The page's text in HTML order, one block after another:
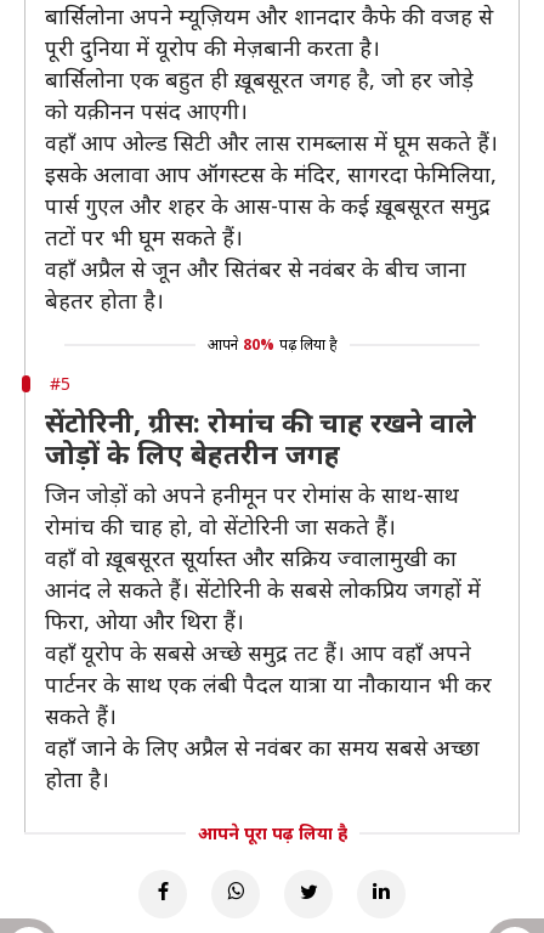
बार्सिलोना अपने म्यूज़ियम और शानदार कैफे की वजह से
पूरी दुनिया में यूरोप की मेज़बानी करता है।
बार्सिलोना एक बहुत ही ख़ूबसूरत जगह है, जो हर जोड़े
को यक़ीनन पसंद आएगी।
वहाँ आप ओल्ड सिटी और लास रामब्लास में घूम सकते हैं।
इसके अलावा आप ऑगस्टस के मंदिर, सागरदा फेमिलिया,
पार्स गुएल और शहर के आस-पास के कई ख़ूबसूरत समुद्र
तटों पर भी घूम सकते हैं।
वहाँ अप्रैल से जून और सितंबर से नवंबर के बीच जाना
बेहतर होता है।
आपने 80% पढ़ लिया है
#5
सेंटोरिनी, ग्रीस: रोमांच की चाह रखने वाले
जोड़ों के लिए बेहतरीन जगह
जिन जोड़ों को अपने हनीमून पर रोमांस के साथ-साथ
रोमांच की चाह हो, वो सेंटोरिनी जा सकते हैं।
वहाँ वो ख़ूबसूरत सूर्यास्त और सक्रिय ज्वालामुखी का
आनंद ले सकते हैं। सेंटोरिनी के सबसे लोकप्रिय जगहों में
फिरा, ओया और थिरा हैं।
वहाँ यूरोप के सबसे अच्छे समुद्र तट हैं। आप वहाँ अपने
पार्टनर के साथ एक लंबी पैदल यात्रा या नौकायान भी कर
सकते हैं।
वहाँ जाने के लिए अप्रैल से नवंबर का समय सबसे अच्छा
होता है।
आपने पूरा पढ़ लिया है